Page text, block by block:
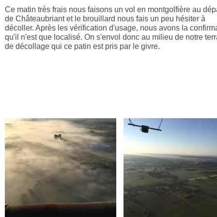
Ce matin très frais nous faisons un vol en montgolfière au
de Châteaubriant et le brouillard nous fais un peu hésiter à
décoller. Après les vérification d'usage, nous avons la
qu'il n'est que localisé. On s'envol donc au milieu de notre
de décollage qui ce patin est pris par le givre.